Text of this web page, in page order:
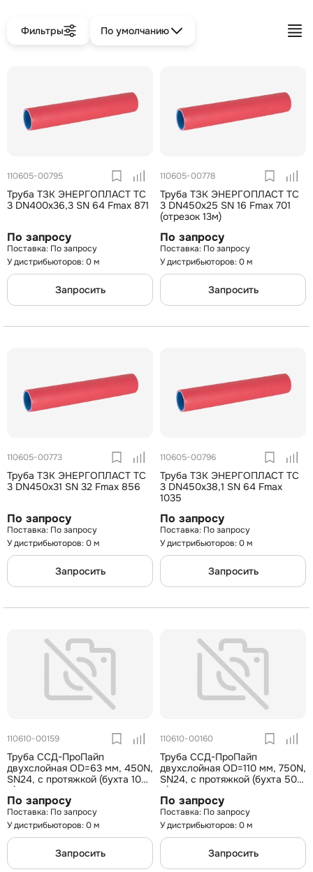
Фильтры По умолчанию
110605-00795
Труба ТЗК ЭНЕРГОПЛАСТ ТС
3 DN400х36,3 SN 64 Fmax 871
По запросу
По запросу
У дистрибьюторов: 0 м
Запросить
110605-00778
Труба ТЗК ЭНЕРГОПЛАСТ ТС
3 DN450х25 SN 16 Fmax 701
(отрезок 13м)
По запросу
По запросу
У дистрибьюторов: 0 м
Запросить
110605-00773
Труба ТЗК ЭНЕРГОПЛАСТ ТС
3 DN450х31 SN 32 Fmax 856
По запросу
По запросу
У дистрибьюторов: 0 м
Запросить
110605-00796
Труба ТЗК ЭНЕРГОПЛАСТ ТС
3 DN450х38,1 SN 64 Fmax
1035
По запросу
По запросу
У дистрибьюторов: 0 м
Запросить
110610-00159
Труба ССД-ПроПайп
двухслойная OD=63 мм, 450N,
SN24, с протяжкой (бухта 100
м)
По запросу
По запросу
У дистрибьюторов: 0 м
Запросить
110610-00160
Труба ССД-ПроПайп
двухслойная OD=110 мм, 750N,
SN24, с протяжкой (бухта 50
м)
По запросу
По запросу
У дистрибьюторов: 0 м
Запросить